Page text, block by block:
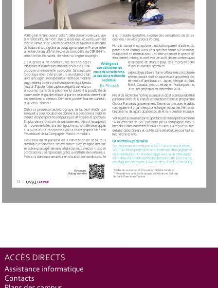
12 / LA REVUE
*Centre de ressources et d’innovation Mobilité handicap
** Présenté lors de la soirée de gala, au Vélodrome National
de Saint-Quentin-en-Yvelines
Découvrez
Volting en vidéo
Volting fait référence à la " volte ", cette danse provençale, vive
et virevoltante, au " volt ", l’unité électrique, et au mouvement
avec le suffixe " ing ". « Notre objectif est de favoriser la mobilité
de toutes et tous, grâce au couplage unique en France entre
la recherche au LISV et l’école de la mobilité du CEREMH* »,
annonce Eric Monacelli, chercheur à l’origine du projet.
C’est  grâce  à  de  nombreuses  technologies
robotiques et numériques embarquées que VOLTING
propose une nouvelle approche. Sa structure
robotique munie de plusieurs assistances fait
vivre à l’usager une expérience inédite de mobilité
augmentée à travers une inclinaison en équilibre du
fauteuil. S’ajoutent des capteurs répartis sur le corps
et sous les mains de la personne, lui donnant la possibilité de
commander et guider le fauteuil par les seuls mouvements de
ses membres supérieurs. Démarrer, pivoter, tourner, s’arrêter,
et au-delà... danser !
Outre sa prouesse technologique, ce fauteuil électrique
innovant a pour vocation de donner à la personne à mobilité
réduite des perspectives de pratiques artistiques et sportives.
En plus de ses fonctions de déplacement, ce sont les aspects
de mouvements liés à la chorégraphie qui ont été développés
à la suite d’une rencontre avec la chorégraphe Maflohé
Passedouet de la Compagnie Mobilis Immobilis.
C’est ainsi qu’en parallèle de la conception de ce fauteuil
électrique, le spectacle " Yes we dance " a été imaginé, mettant
en scène un usager, devenu artiste danseur, avec un musicien
professionnel, se répondant grâce au rythme de la musique.
Monia, la danseuse amatrice en situation de handicap suite
à un maladie évolutive, évoque des sensations de danse
oubliées, ravivées grâce à Volting.
Mais la danse n’est qu’une illustration parmi d’autres du
potentiel de Volting. Ainsi, le projet fonctionne sur un mode
collaboratif et international. Les innovations et le spectacle
étroitement imbriqués vont évoluer au fil des rencontres avec
les usagers de chaque pays, des improvisations
et des initiations sportives.
Le prototype actuel entame cette année une odyssée
internationale dont chaque étape apportera des
éléments d’amélioration. Japon, Afrique du Sud,
Brésil, Canada, avec un retour en France pour les
Jeux Paralympiques en septembre 2024.
Projet de recherche, Volting est aussi un objet scénique labellisé
par le ministère de la Culture et sélectionné dans le programme
Choose France du gouvernement. Des rencontres avec le public
sont également organisées pour échanger autour des thèmes de
l’autonomie, de la participation sociale et de la création inclusive.
Volting est aussi un acteur du spectacle de danse professionnelle
" À la Verticale de Soi " présenté par la compagnie Mobilis
Immobilis dans différents festivals et villes. Il a reçu le soutien
de la fondation Sakura et du Ministère de la Culture pour l’action
Recherche et Arts.
Volting met
son utilisateur au
cœur de la recherche.
Je fais de la recherche
sociétale.
Eric Monacelli
De nombreux partenaires
Soutenu financièrement par la SATT Paris-Saclay, le projet
VOLTING est un projet avec une dimension pédagogique et
de sensibilisation. Il a été développé avec l’aide d’étudiants
dont deux doctorants de l’école doctorale STIC Paris Saclay,
des stagiaires de Master 2 RAM et de BUT de l’IUT de Vélizy.
ACCÈS DIRECTS
Assistance informatique
Contacts